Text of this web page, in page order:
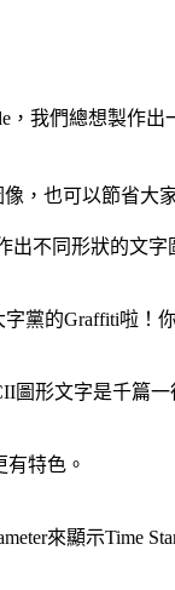
，我們總想製作
，也可以節省大
出不同形狀的文字
黨的Graffiti啦！
形文字是千篇
特色。
來顯示Time